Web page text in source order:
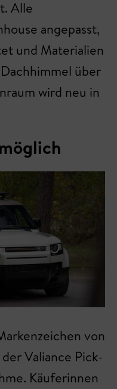
Alle
angepasst,
und Materialien
über
wird neu in
von
Valiance Pick-
Käuferinnen